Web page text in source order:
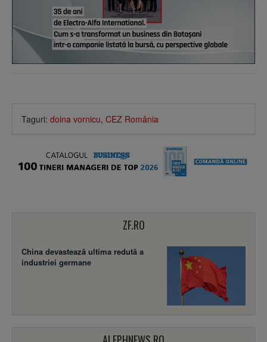
Taguri: doina vornicu, CEZ România
ZF.RO
China devastează ultima redută a
industriei germane